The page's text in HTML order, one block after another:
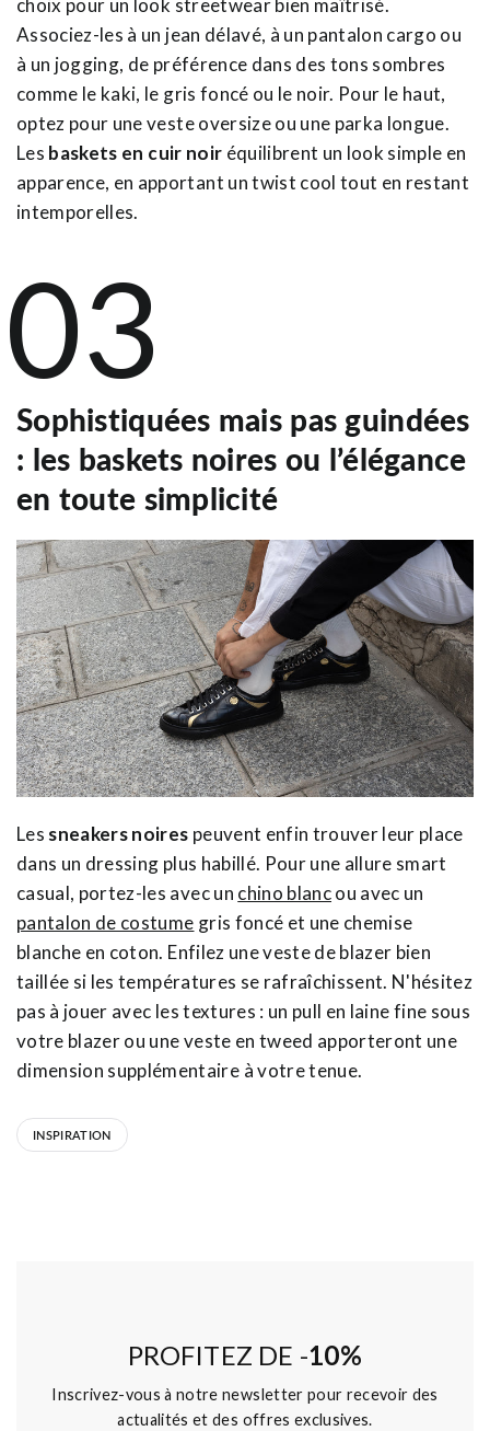
choix pour un look streetwear bien maîtrisé.
Associez-les à un jean délavé, à un pantalon cargo ou
à un jogging, de préférence dans des tons sombres
comme le kaki, le gris foncé ou le noir. Pour le haut,
optez pour une veste oversize ou une parka longue.
Les baskets en cuir noir équilibrent un look simple en
apparence, en apportant un twist cool tout en restant
intemporelles.
03
Sophistiquées mais pas guindées
: les baskets noires ou l’élégance
en toute simplicité
Les sneakers noires peuvent enfin trouver leur place
dans un dressing plus habillé. Pour une allure smart
casual, portez-les avec un chino blancou avec un
pantalon de costume gris foncé et une chemise
blanche en coton. Enfilez une veste de blazer bien
taillée si les températures se rafraîchissent. N'hésitez
pas à jouer avec les textures : un pull en laine fine sous
votre blazer ou une veste en tweed apporteront une
dimension supplémentaire à votre tenue.
INSPIRATION
PROFITEZ DE -10%
Inscrivez-vous à notre newsletter pour recevoir des
actualités et des offres exclusives.